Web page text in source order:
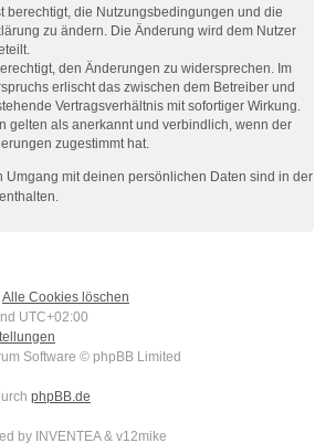
berechtigt, die Nutzungsbedingungen und die
zu ändern. Die Änderung wird dem Nutzer
den Änderungen zu widersprechen. Im
erlischt das zwischen dem Betreiber und
Vertragsverhältnis mit sofortiger Wirkung.
gelten als anerkannt und verbindlich, wenn der
zugestimmt hat.
Umgang mit deinen persönlichen Daten sind in der
Alle Cookies löschen
UTC+02:00
Software © phpBB Limited
phpBB.de
by INVENTEA & v12mike